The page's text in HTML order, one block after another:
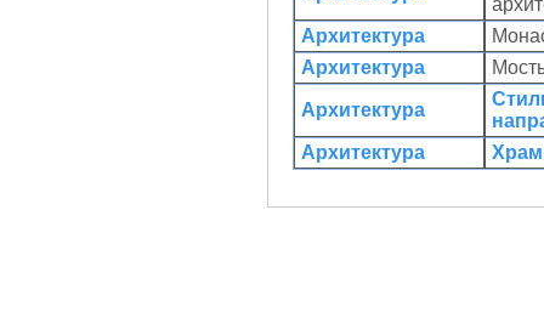
Архитектура
Архитектура
Архитектура
Архитектура